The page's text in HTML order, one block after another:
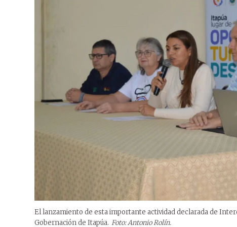
El lanzamiento de esta importante actividad declarada de
Gobernación de Itapúa. Foto: Antonio Rolín.